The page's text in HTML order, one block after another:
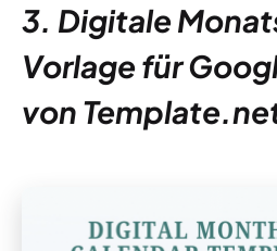
3. Digitale
Vorlage für
von